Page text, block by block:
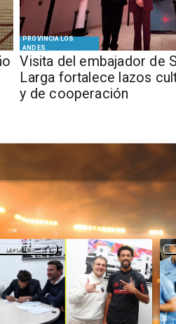
PROVINCIA LOS
ANDES
​Visita del embajador de
Larga fortalece lazos
y de cooperación
DEPORTES